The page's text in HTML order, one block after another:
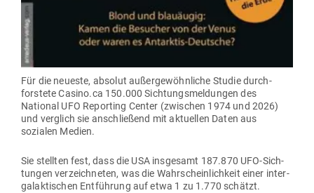
Für die neueste, absolut außer­ge­wöhn­liche Studie durch­
forstete Casino.ca 150.000 Sich­tungs­mel­dungen des
National UFO Reporting Center (zwi­schen 1974 und 2026)
und ver­glich sie anschließend mit aktu­ellen Daten aus
sozialen Medien.
Sie stellten fest, dass die USA ins­gesamt 187.870 UFO-Sich­
tungen ver­zeich­neten, was die Wahr­schein­lichkeit einer inter­
ga­lak­ti­schen Ent­führung auf etwa 1 zu 1.770 schätzt.